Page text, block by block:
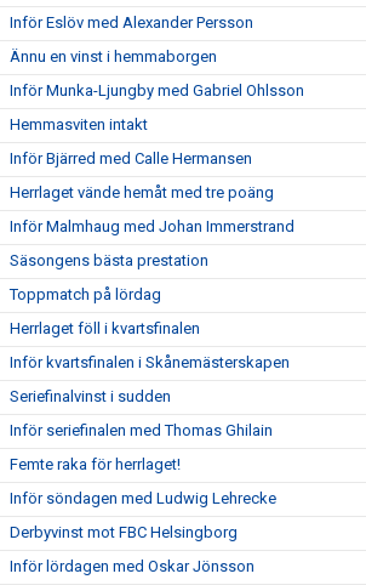
Inför Eslöv med Alexander Persson
Ännu en vinst i hemmaborgen
Inför Munka-Ljungby med Gabriel Ohlsson
Hemmasviten intakt
Inför Bjärred med Calle Hermansen
Herrlaget vände hemåt med tre poäng
Inför Malmhaug med Johan Immerstrand
Säsongens bästa prestation
Toppmatch på lördag
Herrlaget föll i kvartsfinalen
Inför kvartsfinalen i Skånemästerskapen
Seriefinalvinst i sudden
Inför seriefinalen med Thomas Ghilain
Femte raka för herrlaget!
Inför söndagen med Ludwig Lehrecke
Derbyvinst mot FBC Helsingborg
Inför lördagen med Oskar Jönsson